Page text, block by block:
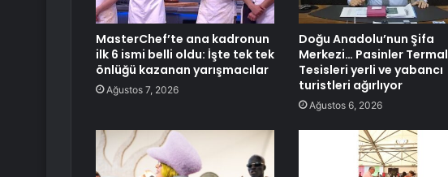
MasterChef’te ana kadronun
ilk 6 ismi belli oldu: İşte tek tek
önlüğü kazanan yarışmacılar
Ağustos 7, 2026
Doğu Anadolu’nun Şifa
Merkezi… Pasinler Termal
Tesisleri yerli ve yabancı
turistleri ağırlıyor
Ağustos 6, 2026